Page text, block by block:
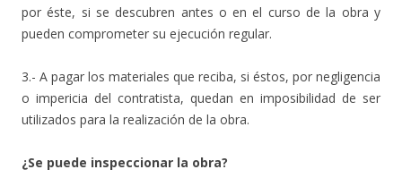
por éste, si se descubren antes o en el curso de la obra y
pueden comprometer su ejecución regular.
3.- A pagar los materiales que reciba, si éstos, por negligencia
o impericia del contratista, quedan en imposibilidad de ser
utilizados para la realización de la obra.
¿Se puede inspeccionar la obra?